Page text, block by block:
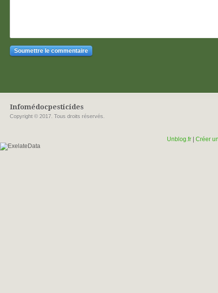
Infomédocpesticides
Copyright © 2017. Tous droits réservés.
Unblog.fr| Créer